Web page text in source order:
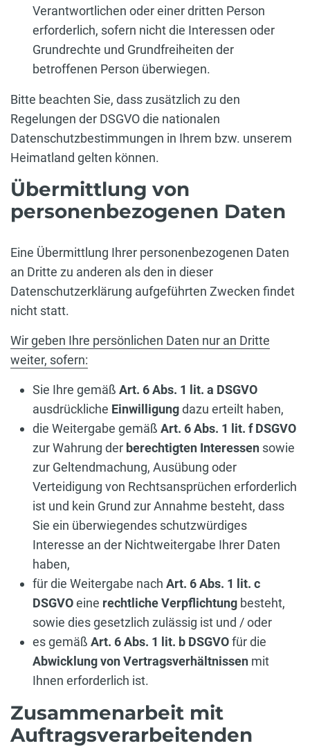
Verantwortlichen oder einer dritten Person
erforderlich, sofern nicht die Interessen oder
Grundrechte und Grundfreiheiten der
betroffenen Person überwiegen.
Bitte beachten Sie, dass zusätzlich zu den
Regelungen der DSGVO die nationalen
Datenschutzbestimmungen in Ihrem bzw. unserem
Heimatland gelten können.
Übermittlung von
personenbezogenen Daten
Eine Übermittlung Ihrer personenbezogenen Daten
an Dritte zu anderen als den in dieser
Datenschutzerklärung aufgeführten Zwecken findet
nicht statt.
Wir geben Ihre persönlichen Daten nur an Dritte
weiter, sofern:
Sie Ihre gemäß Art. 6 Abs. 1 lit. a DSGVO
ausdrückliche Einwilligungdazu erteilt haben,
die Weitergabe gemäß Art. 6 Abs. 1 lit. f DSGVO
zur Wahrung der berechtigten Interessen sowie
zur Geltendmachung, Ausübung oder
Verteidigung von Rechtsansprüchen erforderlich
ist und kein Grund zur Annahme besteht, dass
Sie ein überwiegendes schutzwürdiges
Interesse an der Nichtweitergabe Ihrer Daten
haben,
für die Weitergabe nach Art. 6 Abs. 1 lit. c
DSGVOeine rechtliche Verpflichtung besteht,
sowie dies gesetzlich zulässig ist und / oder
es gemäß Art. 6 Abs. 1 lit. b DSGVOfür die
Abwicklung von Vertragsverhältnissen mit
Ihnen erforderlich ist.
Zusammenarbeit mit
Auftragsverarbeitenden